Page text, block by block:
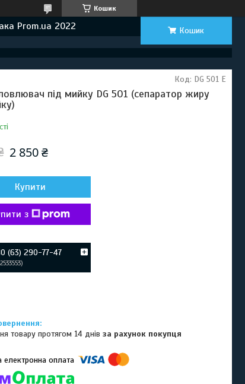
Кошик
Prom.ua 2022 Кошик
під мийку DG 501 (сепаратор жиру
Код: DG 501 E
2 850 ₴
Купити
з
(63) 290-77-47
товару протягом 14 днівза рахунок покупця